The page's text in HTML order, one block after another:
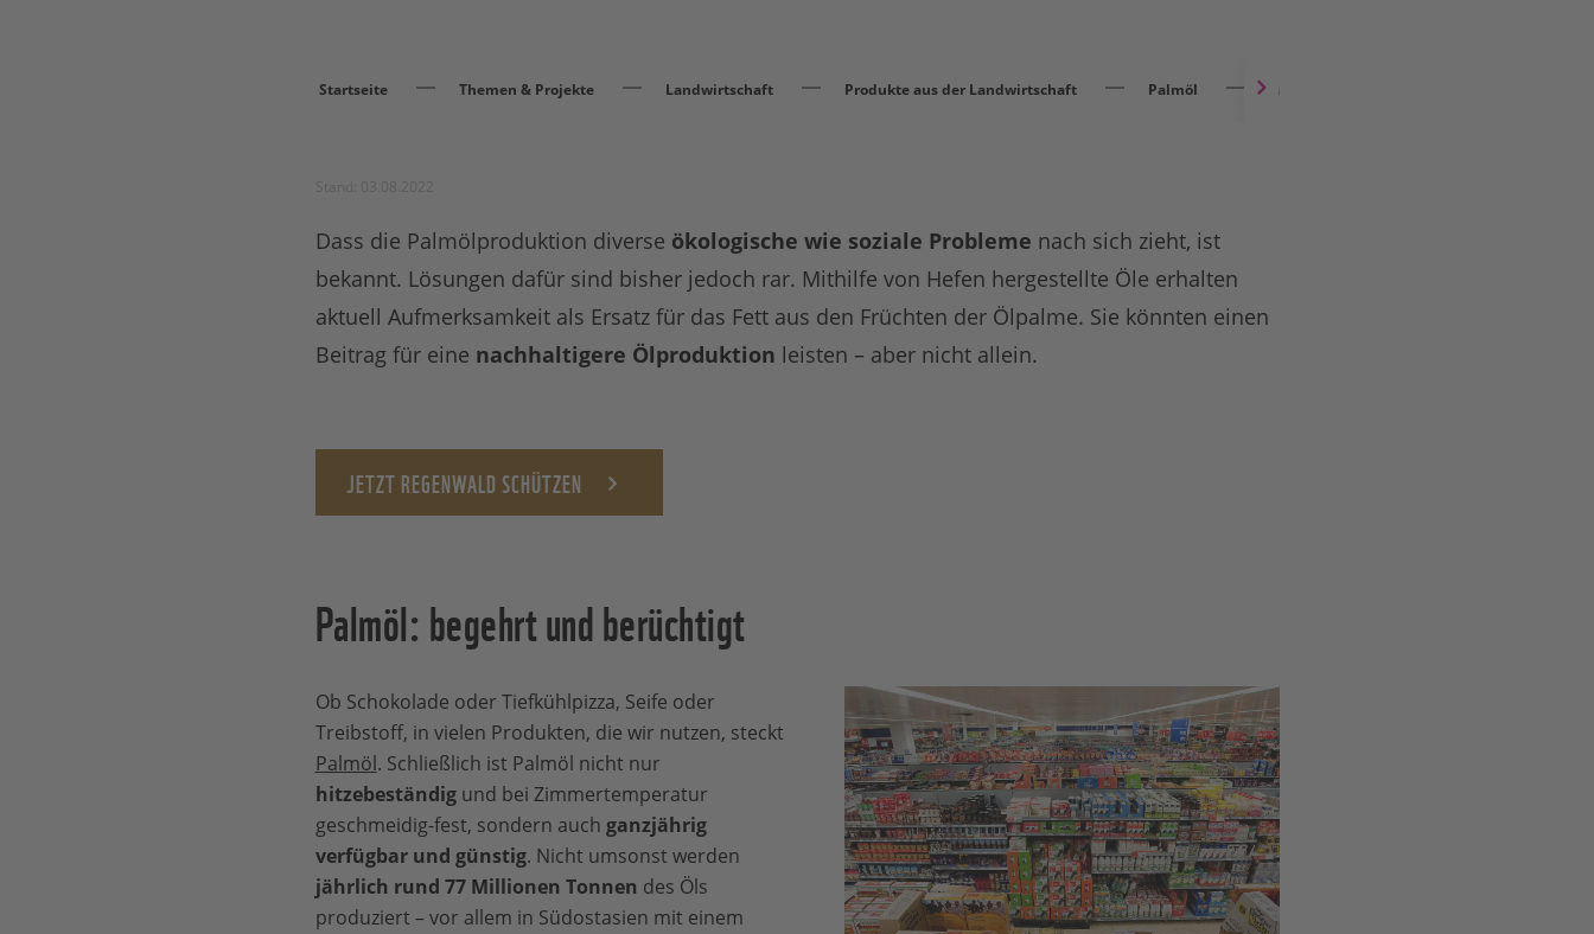
Startseite Themen & Projekte Landwirtschaft Produkte aus der Landwirtschaft Palmöl Palmöl-Alternative: Hefeöl unter der Lupe
Dass die Palmölproduktion diverse ökologische wie soziale Probleme nach sich zieht, ist
bekannt. Lösungen dafür sind bisher jedoch rar. Mithilfe von Hefen hergestellte Öle erhalten
aktuell Aufmerksamkeit als Ersatz für das Fett aus den Früchten der Ölpalme. Sie könnten einen
Beitrag für eine nachhaltigere Ölproduktion leisten – aber nicht allein.
JETZT REGENWALD SCHÜTZEN
Palmöl: begehrt und berüchtigt
Ob Schokolade oder Tiefkühlpizza, Seife oder
Treibstoff, in vielen Produkten, die wir nutzen, steckt
Palmöl. Schließlich ist Palmöl nicht nur
hitzebeständig und bei Zimmertemperatur
geschmeidig-fest, sondern auch ganzjährig
verfügbar und günstig. Nicht umsonst werden
jährlich rund 77 Millionen Tonnen des Öls
produziert – vor allem in Südostasien mit einem